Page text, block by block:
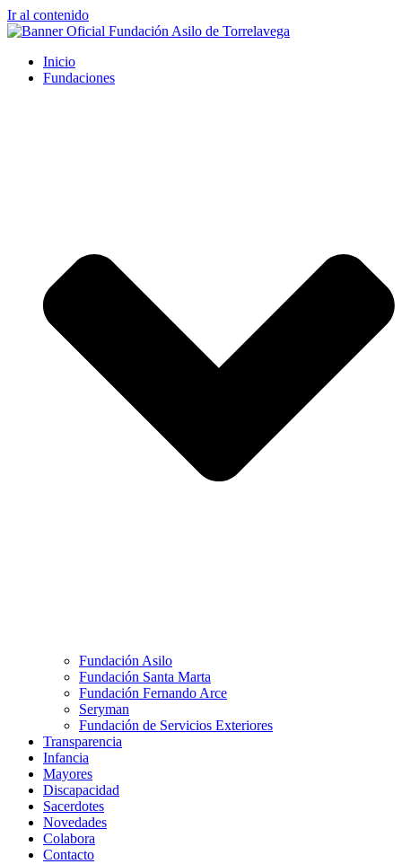
Ir al contenido
Inicio
Fundaciones
Fundación Asilo
Fundación Santa Marta
Fundación Fernando Arce
Seryman
Fundación de Servicios Exteriores
Transparencia
Infancia
Mayores
Discapacidad
Sacerdotes
Novedades
Colabora
Contacto